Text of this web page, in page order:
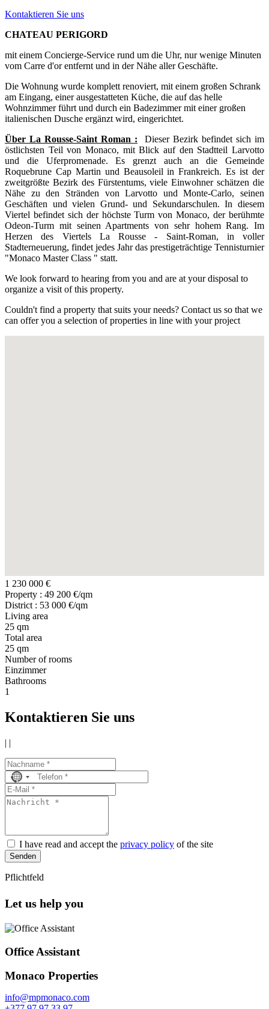
Kontaktieren Sie uns
CHATEAU PERIGORD
mit einem Concierge-Service rund um die Uhr, nur wenige Minuten
vom Carre d'or entfernt und in der Nähe aller Geschäfte.
Die Wohnung wurde komplett renoviert, mit einem großen Schrank
am Eingang, einer ausgestatteten Küche, die auf das helle
Wohnzimmer führt und durch ein Badezimmer mit einer großen
italienischen Dusche ergänzt wird, eingerichtet.
Über La Rousse-Saint Roman :
Dieser Bezirk befindet sich im
östlichsten Teil von Monaco, mit Blick auf den Stadtteil Larvotto
und die Uferpromenade. Es grenzt auch an die Gemeinde
Roquebrune Cap Martin und Beausoleil in Frankreich. Es ist der
zweitgrößte Bezirk des Fürstentums, viele Einwohner schätzen die
Nähe zu den Stränden von Larvotto und Monte-Carlo, seinen
Geschäften und vielen Grund- und Sekundarschulen. In diesem
Viertel befindet sich der höchste Turm von Monaco, der berühmte
Odeon-Turm mit seinen Apartments von sehr hohem Rang. Im
Herzen des Viertels La Rousse - Saint-Roman, in voller
Stadterneuerung, findet jedes Jahr das prestigeträchtige Tennisturnier
"Monaco Master Class " statt.
We look forward to hearing from you and are at your disposal to
organize a visit of this property.
Couldn't find a property that suits your needs? Contact us so that we
can offer you a selection of properties in line with your project
1 230 000 €
Property : 49 200 €/qm
District : 53 000 €/qm
Living area
25 qm
Total area
25 qm
Number of rooms
Einzimmer
Bathrooms
1
Kontaktieren Sie uns
| |
No
country
selected
I have read and accept the privacy policy of the site
Senden
Pflichtfeld
Let us help you
Office Assistant
Monaco Properties
info@mpmonaco.com